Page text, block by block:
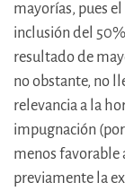
mayorías, pues
inclusión del
resultado de
no obstante, no
relevancia a la
impugnación
menos favorable
previamente la